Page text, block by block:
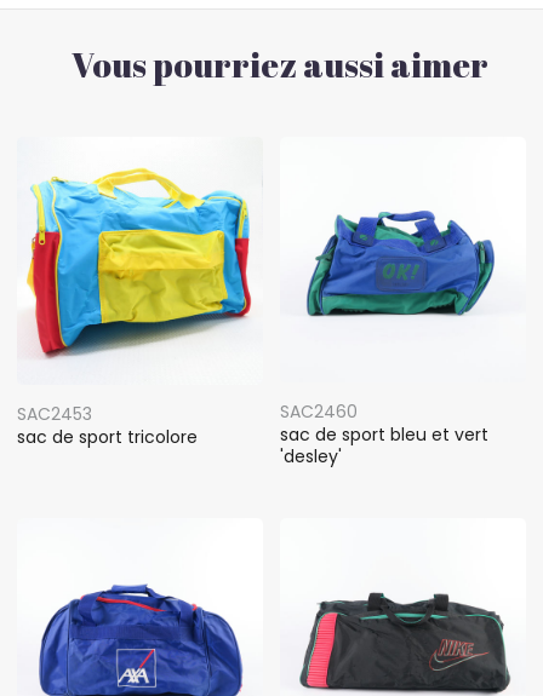
Vous pourriez aussi aimer
SAC2453
sac de sport tricolore
SAC2460
sac de sport bleu et vert
'desley'